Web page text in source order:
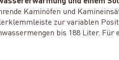
Kaminöfen und
zur variablen
bis 188 Liter. Für